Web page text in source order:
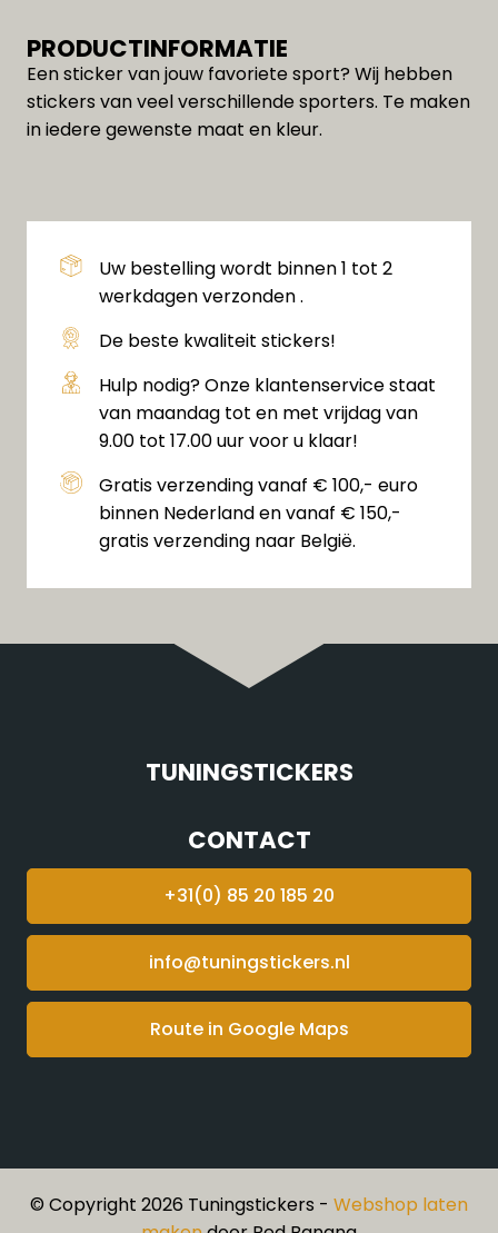
PRODUCTINFORMATIE
Een sticker van jouw favoriete sport? Wij hebben
stickers van veel verschillende sporters. Te maken
in iedere gewenste maat en kleur.
Uw bestelling wordt binnen 1 tot 2
werkdagen verzonden .
De beste kwaliteit stickers!
Hulp nodig? Onze klantenservice staat
van maandag tot en met vrijdag van
9.00 tot 17.00 uur voor u klaar!
Gratis verzending vanaf € 100,- euro
binnen Nederland en vanaf € 150,-
gratis verzending naar België.
TUNINGSTICKERS
CONTACT
+31(0) 85 20 185 20
info@tuningstickers.nl
Route in Google Maps
© Copyright 2026 Tuningstickers - Webshop laten